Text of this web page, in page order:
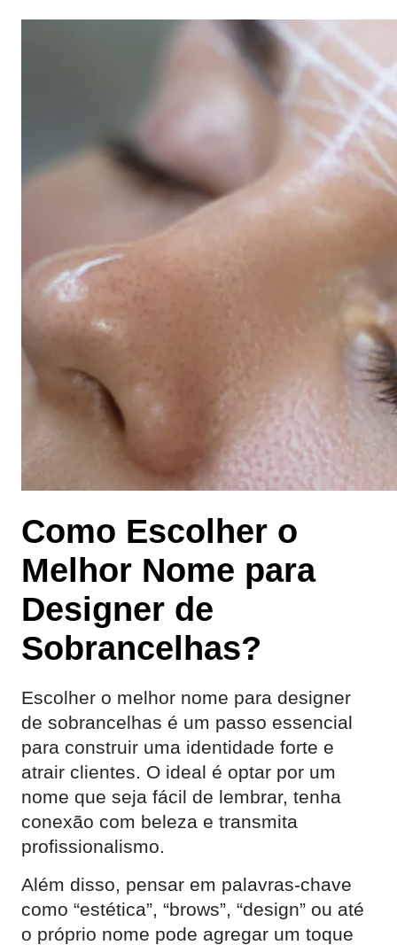
Como Escolher o
Melhor Nome para
Designer de
Sobrancelhas?
Escolher o melhor nome para designer
de sobrancelhas é um passo essencial
para construir uma identidade forte e
atrair clientes. O ideal é optar por um
nome que seja fácil de lembrar, tenha
conexão com beleza e transmita
profissionalismo.
Além disso, pensar em palavras-chave
como “estética”, “brows”, “design” ou até
o próprio nome pode agregar um toque